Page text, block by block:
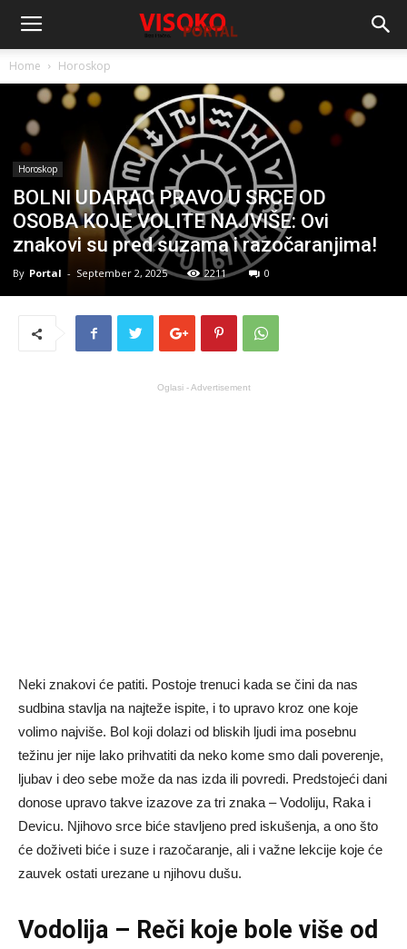
Home Horoskop
Horoskop
BOLNI UDARAC PRAVO U SRCE OD
OSOBA KOJE VOLITE NAJVIŠE: Ovi
znakovi su pred suzama i razočaranjima!
By Portal - September 2, 2025 2211 0
Oglasi - Advertisement
Neki znakovi će patiti. Postoje trenuci kada se čini da nas
sudbina stavlja na najteže ispite, i to upravo kroz one koje
volimo najviše. Bol koji dolazi od bliskih ljudi ima posebnu
težinu jer nije lako prihvatiti da neko kome smo dali poverenje,
ljubav i deo sebe može da nas izda ili povredi. Predstojeći dani
donose upravo takve izazove za tri znaka – Vodoliju, Raka i
Devicu. Njihovo srce biće stavljeno pred iskušenja, a ono što
će doživeti biće i suze i razočaranje, ali i važne lekcije koje će
zauvek ostati urezane u njihovu dušu.
Vodolija – Reči koje bole više od